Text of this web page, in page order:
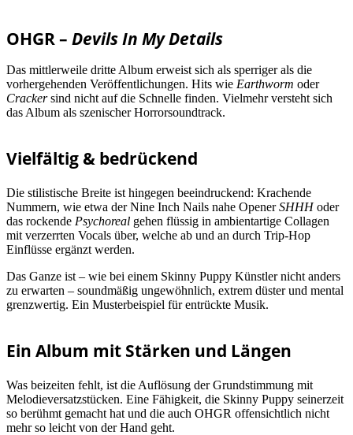
OHGR – Devils In My Details
Das mittlerweile dritte Album erweist sich als sperriger als die
vorhergehenden Veröffentlichungen. Hits wie Earthworm oder
Crackersind nicht auf die Schnelle finden. Vielmehr versteht sich
das Album als szenischer Horrorsoundtrack.
Vielfältig & bedrückend
Die stilistische Breite ist hingegen beeindruckend: Krachende
Nummern, wie etwa der Nine Inch Nails nahe OpenerSHHHoder
das rockende Psychoreal gehen flüssig in ambientartige Collagen
mit verzerrten Vocals über, welche ab und an durch Trip-Hop
Einflüsse ergänzt werden.
Das Ganze ist – wie bei einem Skinny Puppy Künstler nicht anders
zu erwarten – soundmäßig ungewöhnlich, extrem düster und mental
grenzwertig. Ein Musterbeispiel für entrückte Musik.
Ein Album mit Stärken und Längen
Was beizeiten fehlt, ist die Auflösung der Grundstimmung mit
Melodieversatzstücken. Eine Fähigkeit, die Skinny Puppy seinerzeit
so berühmt gemacht hat und die auch OHGR offensichtlich nicht
mehr so leicht von der Hand geht.